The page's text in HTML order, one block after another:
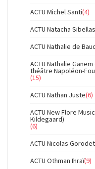
ACTU Michel Santi(4)
ACTU Natacha Sibellas
ACTU Nathalie de
ACTU Nathalie
théâtre Napoléon-
(15)
ACTU Nathan Juste(6)
ACTU New Flore
Kildegaard)
(6)
ACTU Nicolas
ACTU Othman Ihraï(9)